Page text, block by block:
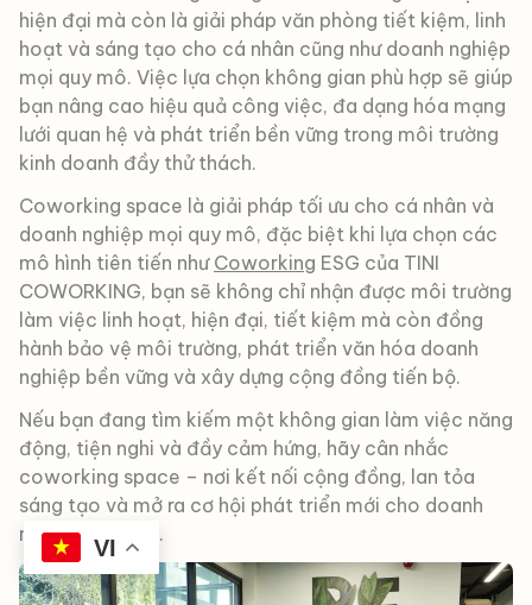
hiện đại mà còn là giải pháp văn phòng tiết kiệm, linh
hoạt và sáng tạo cho cá nhân cũng như doanh nghiệp
mọi quy mô. Việc lựa chọn không gian phù hợp sẽ giúp
bạn nâng cao hiệu quả công việc, đa dạng hóa mạng
lưới quan hệ và phát triển bền vững trong môi trường
kinh doanh đầy thử thách.
Coworking space là giải pháp tối ưu cho cá nhân và
doanh nghiệp mọi quy mô, đặc biệt khi lựa chọn các
mô hình tiên tiến như Coworking ESG của TINI
COWORKING, bạn sẽ không chỉ nhận được môi trường
làm việc linh hoạt, hiện đại, tiết kiệm mà còn đồng
hành bảo vệ môi trường, phát triển văn hóa doanh
nghiệp bền vững và xây dựng cộng đồng tiến bộ.
Nếu bạn đang tìm kiếm một không gian làm việc năng
động, tiện nghi và đầy cảm hứng, hãy cân nhắc
coworking space – nơi kết nối cộng đồng, lan tỏa
sáng tạo và mở ra cơ hội phát triển mới cho doanh
nghiệp của bạn.
VI